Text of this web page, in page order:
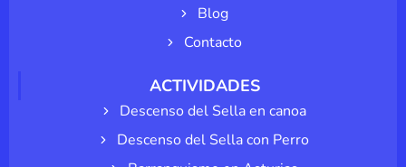
Blog
Contacto
ACTIVIDADES
Descenso del Sella en canoa
Descenso del Sella con Perro